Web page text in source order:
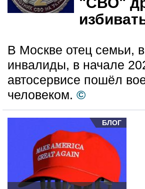
В Москве отец семьи,
инвалиды, в начале
автосервисе пошёл
человеком. ©
БЛОГ